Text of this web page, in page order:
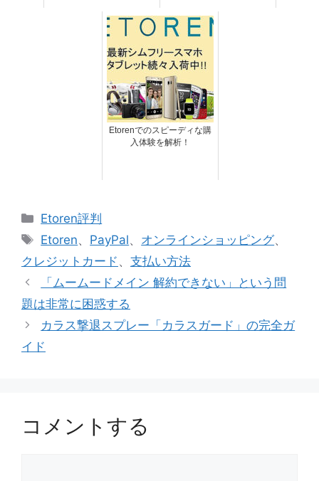
Etorenでのスピーディな購
入体験を解析！
カ
テ
リ
ー
Etoren評判
タ
グ
Etoren、 PayPal、 オンラインショッピング、
クレジットカード 、 支払い方法
「ムームードメイン 解約できない」という問
題は非常に困惑する
カラス撃退スプレー「カラスガード」の完全ガ
イド
コメントする